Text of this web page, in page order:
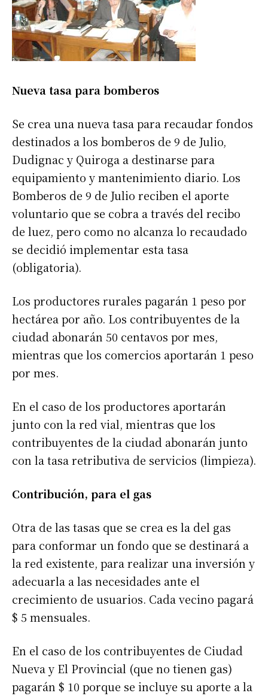
Nueva tasa para bomberos
Se crea una nueva tasa para recaudar fondos
destinados a los bomberos de 9 de Julio,
Dudignac y Quiroga a destinarse para
equipamiento y mantenimiento diario. Los
Bomberos de 9 de Julio reciben el aporte
voluntario que se cobra a través del recibo
de luez, pero como no alcanza lo recaudado
se decidió implementar esta tasa
(obligatoria).
Los productores rurales pagarán 1 peso por
hectárea por año. Los contribuyentes de la
ciudad abonarán 50 centavos por mes,
mientras que los comercios aportarán 1 peso
por mes.
En el caso de los productores aportarán
junto con la red vial, mientras que los
contribuyentes de la ciudad abonarán junto
con la tasa retributiva de servicios (limpieza).
Contribución, para el gas
Otra de las tasas que se crea es la del gas
para conformar un fondo que se destinará a
la red existente, para realizar una inversión y
adecuarla a las necesidades ante el
crecimiento de usuarios. Cada vecino pagará
$ 5 mensuales.
En el caso de los contribuyentes de Ciudad
Nueva y El Provincial (que no tienen gas)
pagarán $ 10 porque se incluye su aporte a la